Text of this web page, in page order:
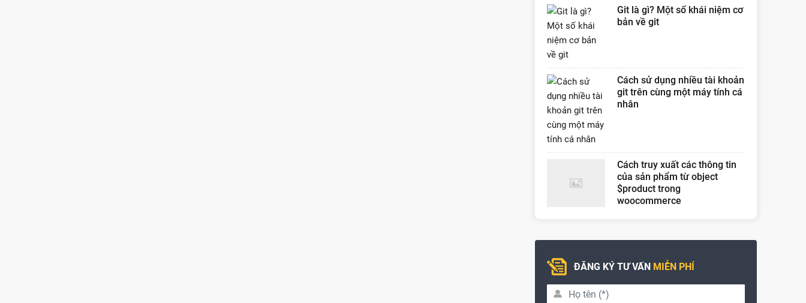
Git là gì? Một số khái niệm cơ
bản về git
Cách sử dụng nhiều tài khoản
git trên cùng một máy tính cá
nhân
Cách truy xuất các thông tin
của sản phẩm từ object
$product trong
woocommerce
ĐĂNG KÝ TƯ VẤN MIỄN PHÍ